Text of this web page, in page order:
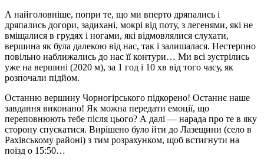
А найголовніше, попри те, що ми вперто дряпались і
дряпались догори, задихані, мокрі від поту, з легенями, які не
вміщалися в грудях і ногами, які відмовлялися слухати,
вершина як була далекою від нас, так і залишалася. Нестерпно
повільно наближались до нас її контури… Ми всі зустрілись
уже на вершині (2020 м), за 1 год і 10 хв від того часу, як
розпочали підйом.
Останню вершину Чорногірського підкорено! Останнє наше
завдання виконано! Як можна передати емоції, що
переповнюють тебе після цього? А далі — нарада про те в яку
сторону спускатися. Вирішено було йти до Лазещини (село в
Рахівському районі) з тим розрахунком, щоб встигнути на
поїзд о 15:50…